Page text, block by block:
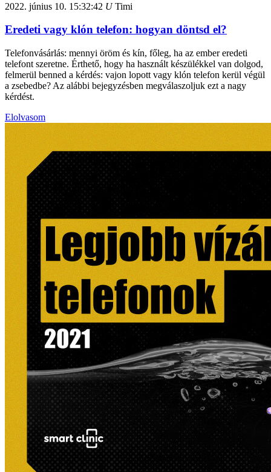
2022. június 10. 15:32:42 UTimi
Eredeti vagy klón telefon: hogyan döntsd el?
Telefonvásárlás: mennyi öröm és kín, főleg, ha az ember eredeti
telefont szeretne. Érthető, hogy ha használt készülékkel van dolgod,
felmerül benned a kérdés: vajon lopott vagy klón telefon kerül végül
a zsebedbe? Az alábbi bejegyzésben megválaszoljuk ezt a nagy
kérdést.
Elolvasom